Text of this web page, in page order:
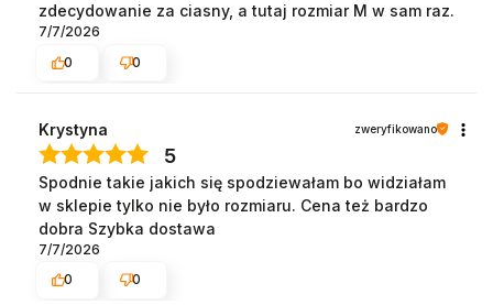
zdecydowanie za ciasny, a tutaj rozmiar M w sam raz.
7/7/2026
0
0
Krystyna zweryfikowano
5
Spodnie takie jakich się spodziewałam bo widziałam
w sklepie tylko nie było rozmiaru. Cena też bardzo
dobra Szybka dostawa
7/7/2026
0
0